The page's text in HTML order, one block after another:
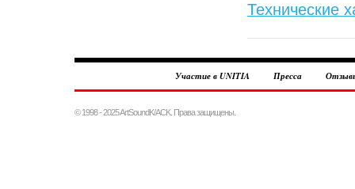
Технические
Участие в UNITIA Пресса
© 1998 - 2025 ArtSoundK/ACK. Права защищены.